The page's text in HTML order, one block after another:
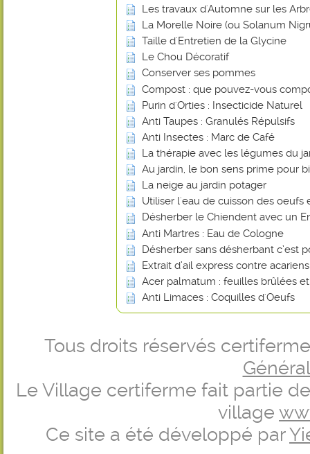
Les travaux d'Automne sur les
La Morelle Noire (ou Solanum
Taille d'Entretien de la Glycine
Le Chou Décoratif
Conserver ses pommes
Compost : que pouvez-vous
Purin d'Orties : Insecticide Naturel
Anti Taupes : Granulés Répulsifs
Anti Insectes : Marc de Café
La thérapie avec les légumes du
Au jardin, le bon sens prime pour
La neige au jardin potager
Utiliser l'eau de cuisson des oeufs
Désherber le Chiendent avec un
Anti Martres : Eau de Cologne
Désherber sans désherbant c’est
Extrait d’ail express contre
Acer palmatum : feuilles brûlées
Anti Limaces : Coquilles d'Oeufs
Tous droits réservés
Le Village certiferme fait partie
village
Ce site a été développé par